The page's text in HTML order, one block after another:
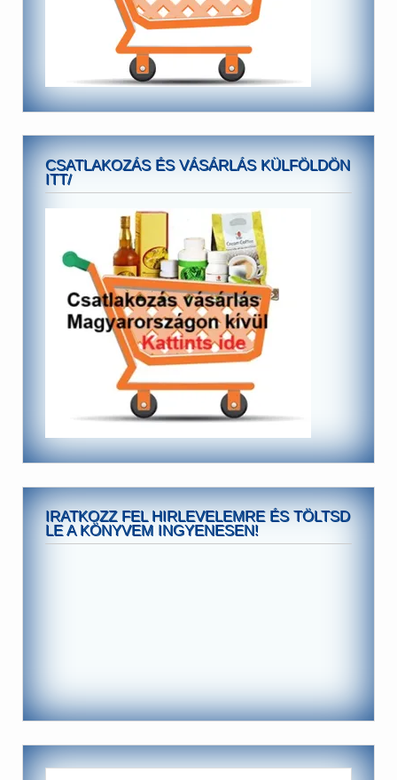
CSATLAKOZÁS ÉS VÁSÁRLÁS KÜLFÖLDÖN
ITT/
IRATKOZZ FEL HIRLEVELEMRE ÉS TÖLTSD
LE A KÖNYVEM INGYENESEN!